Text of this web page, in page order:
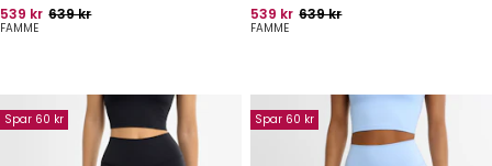
Pris
539 kr Oprindelig pris
639 kr
FAMME
Pris
539 kr Oprindelig pris
639 kr
FAMME
Spar 60 kr Spar 60 kr